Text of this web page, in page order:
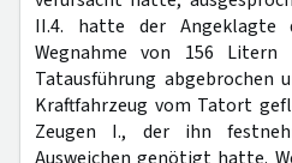
II.4. hatte der Angeklagte
Wegnahme von 156 Litern
Tatausführung abgebrochen
Kraftfahrzeug vom Tatort
Zeugen I., der ihn